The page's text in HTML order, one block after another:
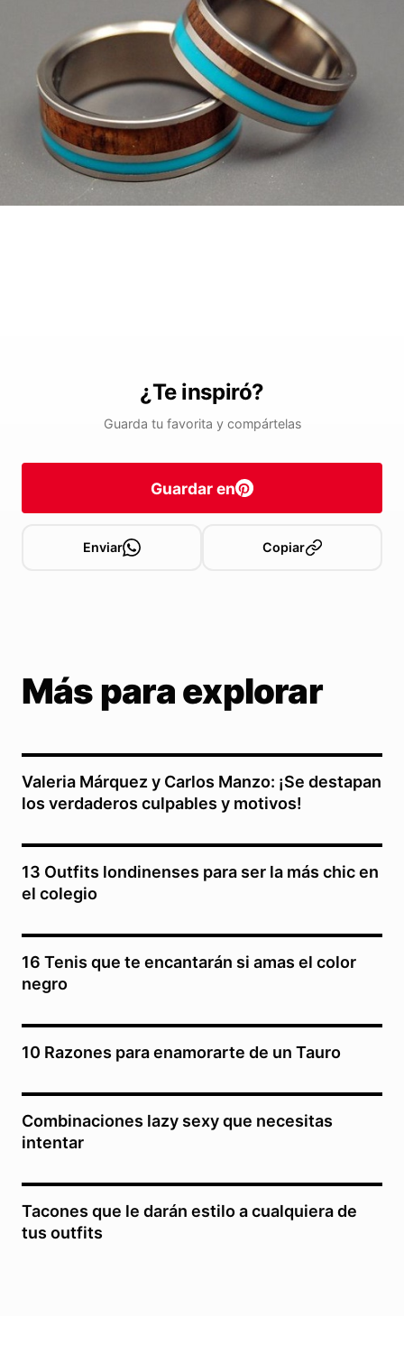
¿Te inspiró?
Guarda tu favorita y compártelas
Guardar en
Enviar Copiar
Más para explorar
Valeria Márquez y Carlos Manzo: ¡Se destapan
los verdaderos culpables y motivos!
13 Outfits londinenses para ser la más chic en
el colegio
16 Tenis que te encantarán si amas el color
negro
10 Razones para enamorarte de un Tauro
Combinaciones lazy sexy que necesitas
intentar
Tacones que le darán estilo a cualquiera de
tus outfits